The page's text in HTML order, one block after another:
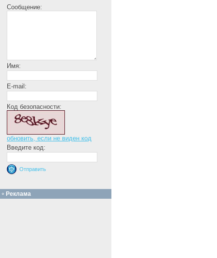
Сообщение:
Имя:
E-mail:
Код безопасности:
обновить, если не виден код
Введите код:
Реклама